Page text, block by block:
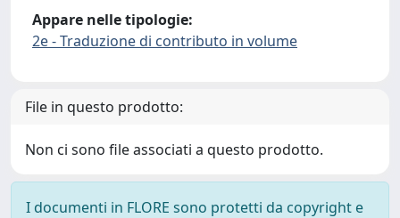
Appare nelle tipologie:
2e - Traduzione di contributo in volume
File in questo prodotto:
Non ci sono file associati a questo prodotto.
I documenti in FLORE sono protetti da copyright e